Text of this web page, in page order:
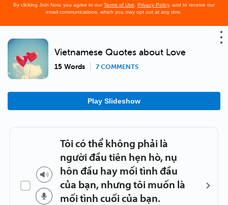
By clicking Join Now, you agree to ourTerms of Use Privacy Policy, and to receive our
email communications, which you may opt out at any time.
Vietnamese Quotes about Love
15 Words 7 COMMENTS
Play Slideshow
Tôi có thể không phải là
người đầu tiên hẹn hò, nụ
hôn đầu hay mối tình đầu
của bạn, nhưng tôi muốn là
mối tình cuối của bạn.